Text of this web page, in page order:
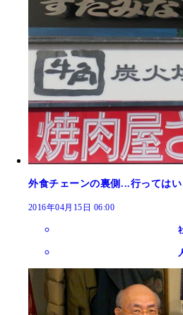
外食チェーンの裏側...行っては
2016年04月15日 06:00